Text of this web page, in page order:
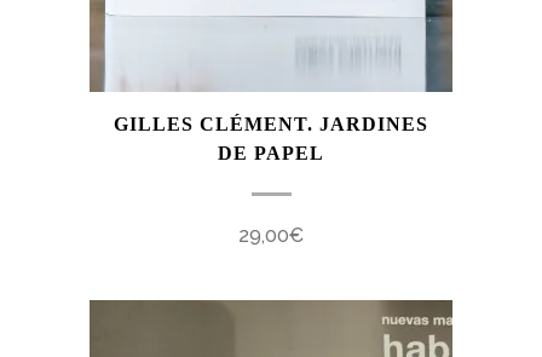
GILLES CLÉMENT. JARDINES
DE PAPEL
29,00€